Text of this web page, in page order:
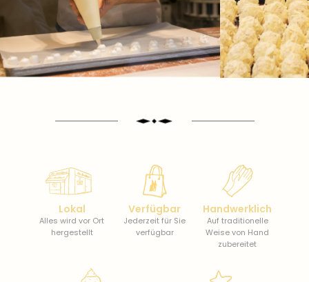
Lokal
Alles wird vor Ort
hergestellt
Verfügbar
Jederzeit für Sie
verfügbar
Handwerklich
Auf traditionelle
Weise von Hand
zubereitet